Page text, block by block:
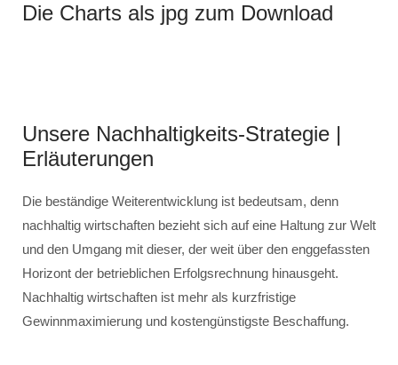
Die Charts als jpg zum Download
Unsere Nachhaltigkeits-Strategie |
Erläuterungen
Die beständige Weiterentwicklung ist bedeutsam, denn
nachhaltig wirtschaften bezieht sich auf eine Haltung zur Welt
und den Umgang mit dieser, der weit über den enggefassten
Horizont der betrieblichen Erfolgsrechnung hinausgeht.
Nachhaltig wirtschaften ist mehr als kurzfristige
Gewinnmaximierung und kostengünstigste Beschaffung.